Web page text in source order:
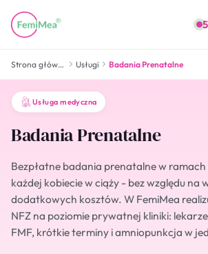
Strona główna Usługi Badania Prenatalne
Usługa medyczna
Badania Prenatalne
Bezpłatne badania prenatalne w ramach
każdej kobiecie w ciąży - bez względu na
dodatkowych kosztów. W FemiMea
NFZ na poziomie prywatnej kliniki:
FMF, krótkie terminy i amniopunkcja w